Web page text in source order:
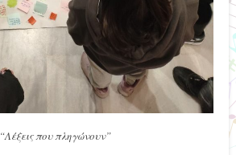
“Λέξεις που πληγώνουν”